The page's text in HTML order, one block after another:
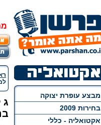
מבצע עופרת יצוקה
בחירות 2009
אקטואליה - כללי
ג